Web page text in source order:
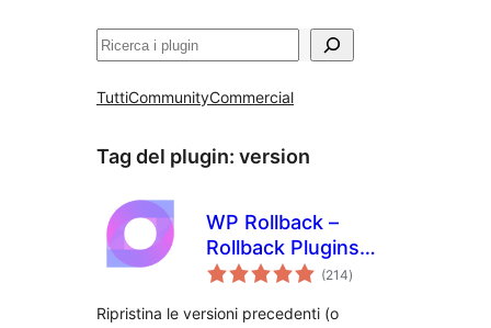
Cerca
TuttiCommunityCommercial
Tag del plugin: version
WP Rollback –
Rollback Plugins
and Themes(214valutazioni
totali
)
Ripristina le versioni precedenti (o